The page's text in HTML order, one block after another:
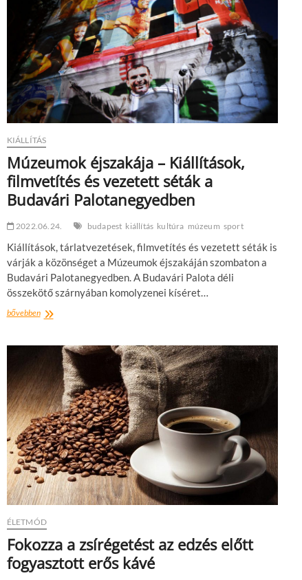
KIÁLLÍTÁS
Múzeumok éjszakája – Kiállítások,
filmvetítés és vezetett séták a
Budavári Palotanegyedben
2022.06.24. budapest kiállítás kultúra múzeum sport
Kiállítások, tárlatvezetések, filmvetítés és vezetett séták is
várják a közönséget a Múzeumok éjszakáján szombaton a
Budavári Palotanegyedben. A Budavári Palota déli
összekötő szárnyában komolyzenei kíséret…
bővebbenMúzeumok
Kiállítások,
filmvetítés
vezetett
séták
a
Budavári
Palotanegyedben
ÉLETMÓD
Fokozza a zsírégetést az edzés előtt
fogyasztott erős kávé